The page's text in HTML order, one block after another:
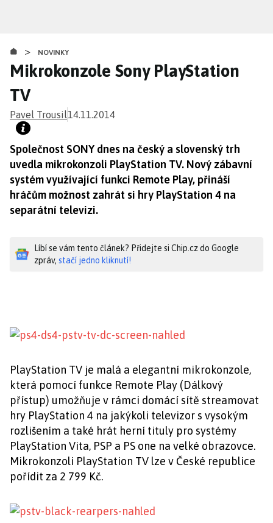
obsahu
> NOVINKY
Mikrokonzole Sony PlayStation
TV
Pavel Trousil14.11.2014
Společnost SONY dnes na český a slovenský trh
uvedla mikrokonzoli PlayStation TV. Nový zábavní
systém využívající funkci Remote Play, přináší
hráčům možnost zahrát si hry PlayStation 4 na
separátní televizi.
Líbí se vám tento článek? Přidejte si Chip.cz do Google
zpráv, stačí jedno kliknutí!
PlayStation TV je malá a elegantní mikrokonzole,
která pomocí funkce Remote Play (Dálkový
přístup) umožňuje v rámci domácí sítě streamovat
hry PlayStation 4 na jakýkoli televizor s vysokým
rozlišením a také hrát herní tituly pro systémy
PlayStation Vita, PSP a PS one na velké obrazovce.
Mikrokonzoli PlayStation TV lze v České republice
pořídit za 2 799 Kč.